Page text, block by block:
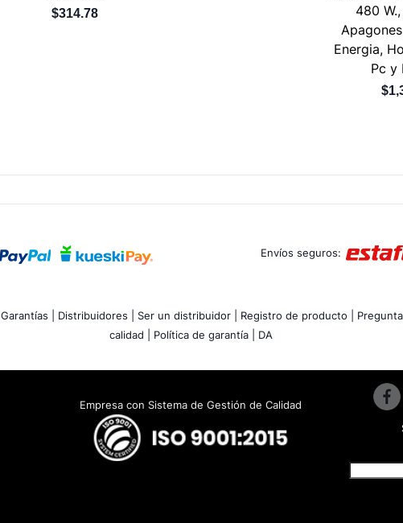
$314.78
480
Energia,
Pc y
Envíos seguros:
Garantías | Distribuidores | Ser un distribuidor | Registro de producto |
calidad |
Política de garantía | DA
Empresa con Sistema de Gestión de Calidad